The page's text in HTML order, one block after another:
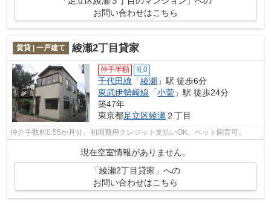
お問い合わせはこちら
賃貸 | 一戸建て 綾瀬2丁目貸家
仲手半額 礼0
千代田線 「綾瀬 」駅 徒歩6分
東武伊勢崎線 「小菅 」駅 徒歩24分
築47年
東京都足立区綾瀬２丁目
仲介手数料0.55か月分。初期費用クレジット支払いOK。ペット飼育可。
現在空室情報がありません。
「綾瀬2丁目貸家」への
お問い合わせはこちら